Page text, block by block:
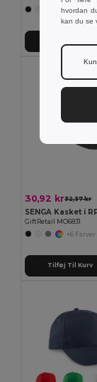
+9 Farver
30,92 kr32,37 kr
SENGA Kasket i
GiftRetail MO6831
+6 Farver
Tilføj Til Kurv
hvordan
kan du se